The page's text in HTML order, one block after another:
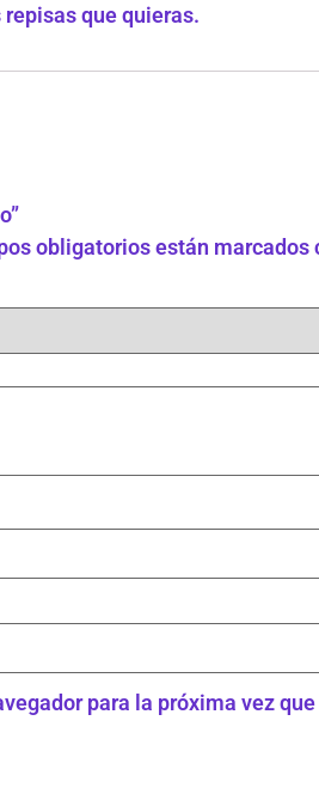
que quieras.
obligatorios están marcados
para la próxima vez